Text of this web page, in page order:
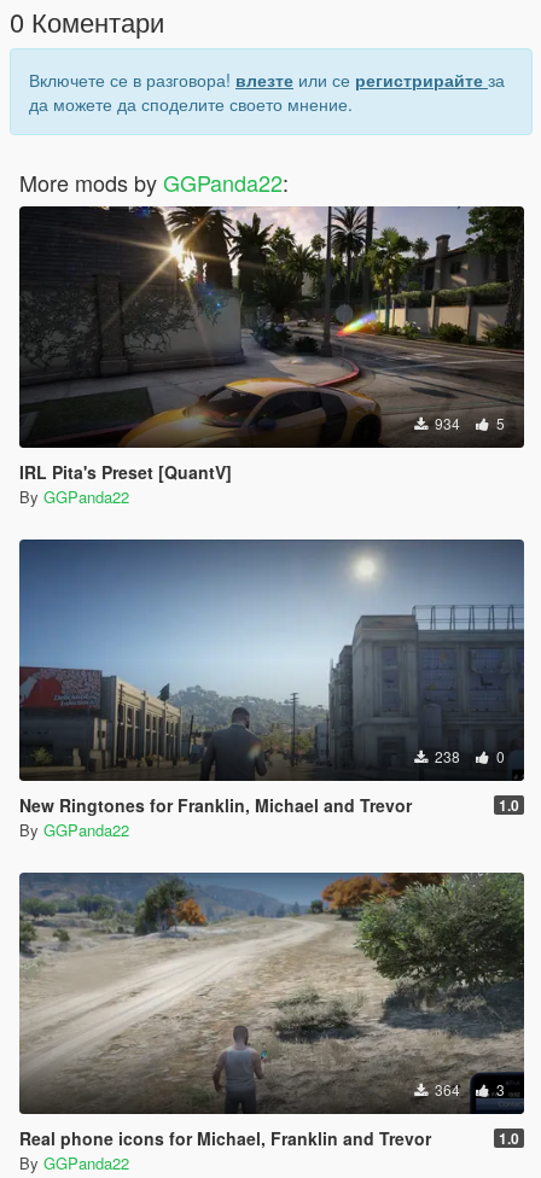
0 Коментари
Включете се в разговора! влезте или се регистрирайте за
да можете да споделите своето мнение.
More mods byGGPanda22:
934 5
IRL Pita's Preset [QuantV]
By GGPanda22
238 0
New Ringtones for Franklin, Michael and Trevor 1.0
By GGPanda22
364 3
Real phone icons for Michael, Franklin and Trevor 1.0
By GGPanda22